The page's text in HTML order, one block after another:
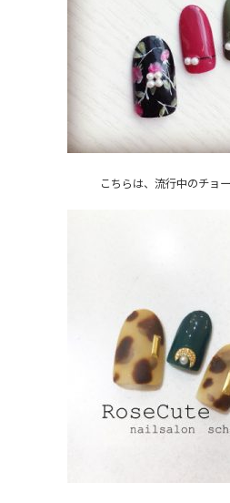
こちらは、流行中のチョ